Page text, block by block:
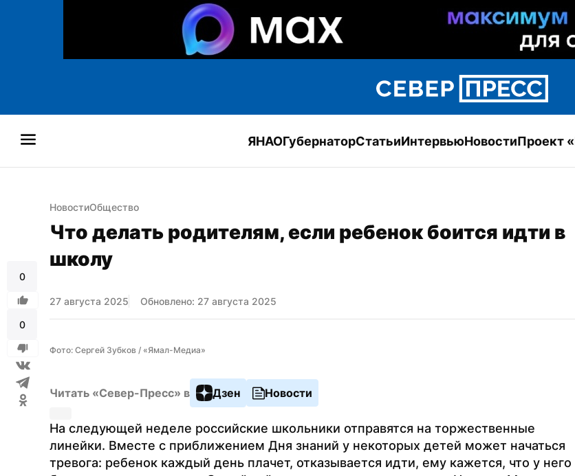
ЯНАОГубернаторСтатьиИнтервьюНовостиПроект
0
0
НовостиОбщество
Что делать родителям, если ребенок боится идти в
школу
27 августа 2025 Обновлено: 27 августа 2025
Фото: Сергей Зубков / «Ямал-Медиа»
Читать «Север-Пресс» в Дзен Новости
На следующей неделе российские школьники отправятся на торжественные
линейки. Вместе с приближением Дня знаний у некоторых детей может начаться
тревога: ребенок каждый день плачет, отказывается идти, ему кажется, что у него